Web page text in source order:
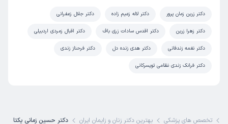
دکتر زرین زمان پرور دکتر لاله زعیم زاده دکتر جلال زعفرانی
دکتر زهرا زرین دکتر اقدس سادات زری باف دکتر اقبال زمردی اردبیلی
دکتر نغمه زندفانی دکتر هدی زنده دل دکتر فرحناز زندی
دکتر فرانک زندی نظامی تویسرکانی
تخصص های پزشکی بهترین دکتر زنان و زایمان ایران دکتر حسین زمانی یکتا